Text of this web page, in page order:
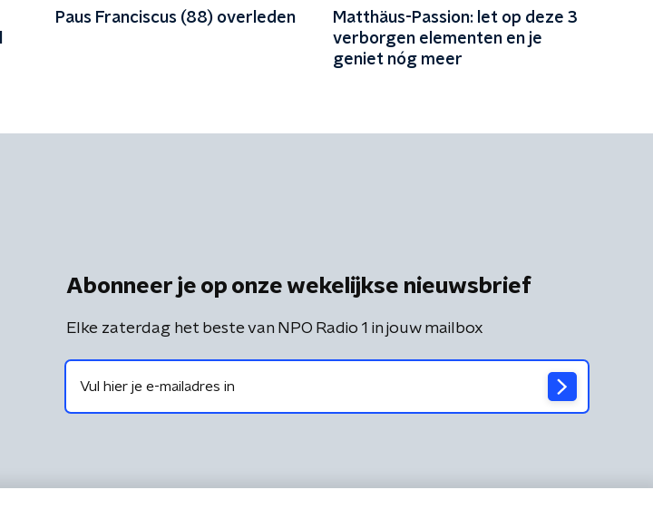
Paus Franciscus (88) overleden
Matthäus-Passion: let op deze 3
verborgen elementen en je
geniet nóg meer
Abonneer je op onze wekelijkse nieuwsbrief
Elke zaterdag het beste van NPO Radio 1 in jouw mailbox